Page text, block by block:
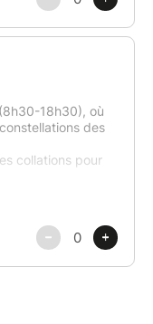
du rejet.
(qu'ils
votre vie intra-
empêchent
élégance,
pour se
figuré ! Au
en pleine